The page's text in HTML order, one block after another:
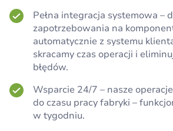
Pełna integracja systemowa –
zapotrzebowania na
automatycznie z systemu
skracamy czas operacji i
błędów.
Wsparcie 24/7 – nasze
do czasu pracy fabryki –
w tygodniu.